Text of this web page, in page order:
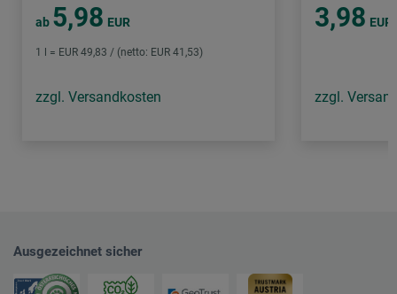
ab 5,98 EUR
1 l = EUR 49,83 / (netto: EUR 41,53)
zzgl. Versandkosten
3,98 EUR
zzgl.
Ausgezeichnet sicher